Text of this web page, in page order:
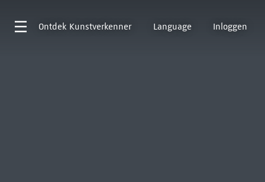
Ontdek Kunstverkenner Language Inloggen